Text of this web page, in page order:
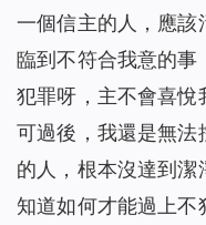
一個信主的人，應該
臨到不符合我意的事
犯罪呀，主不會喜悅
可過後，我還是無法
的人，根本沒達到潔
知道如何才能過上不